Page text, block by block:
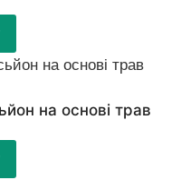
на основі трав